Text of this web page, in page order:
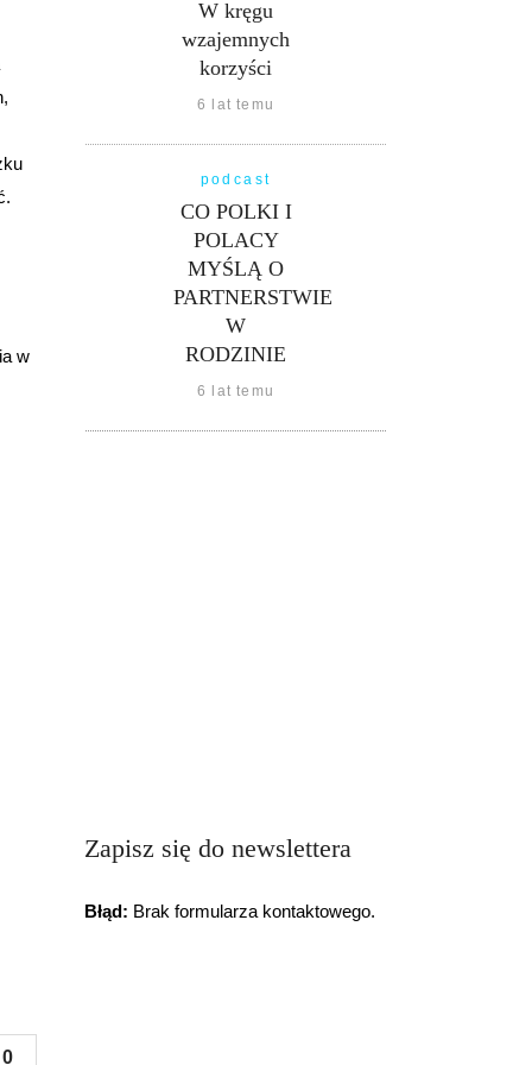
w
0
W kręgu
wzajemnych
korzyści
6 lat temu
podcast
CO POLKI I
POLACY
MYŚLĄ O
PARTNERSTWIE
W
RODZINIE
6 lat temu
Zapisz się do newslettera
Błąd: Brak formularza kontaktowego.